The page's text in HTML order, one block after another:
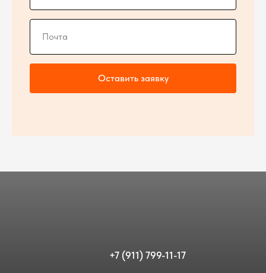
Оставить заявку
+7 (911) 799-11-17